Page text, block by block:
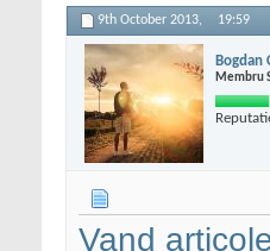
9th October 2013, 19:59
Bogdan
Membru
Vand